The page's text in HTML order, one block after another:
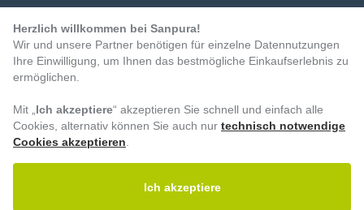
ZAHLUNGSARTEN
Vorkasse
BESUCHEN SIE UNS
Herzlich willkommen bei Sanpura!
Wir und unsere Partner benötigen für einzelne Datennutzungen
Ihre Einwilligung, um Ihnen das bestmögliche Einkaufserlebnis zu
ermöglichen.
Mit „ Ich akzeptiere“ akzeptieren Sie schnell und einfach alle
Cookies, alternativ können Sie auch nur technisch notwendige
Cookies akzeptieren
Ich akzeptiere